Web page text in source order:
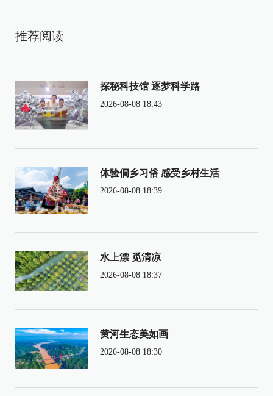
推荐阅读
探秘科技馆 逐梦科学路
2026-08-08 18:43
体验侗乡习俗 感受乡村生活
2026-08-08 18:39
水上漂 觅清凉
2026-08-08 18:37
黄河生态美如画
2026-08-08 18:30